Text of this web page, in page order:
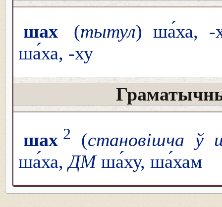
шах (тытул) ша́ха, -
ша́ха, -ху
шах 2 (становішча ў
ша́ха,ДМша́ху, ша́хам